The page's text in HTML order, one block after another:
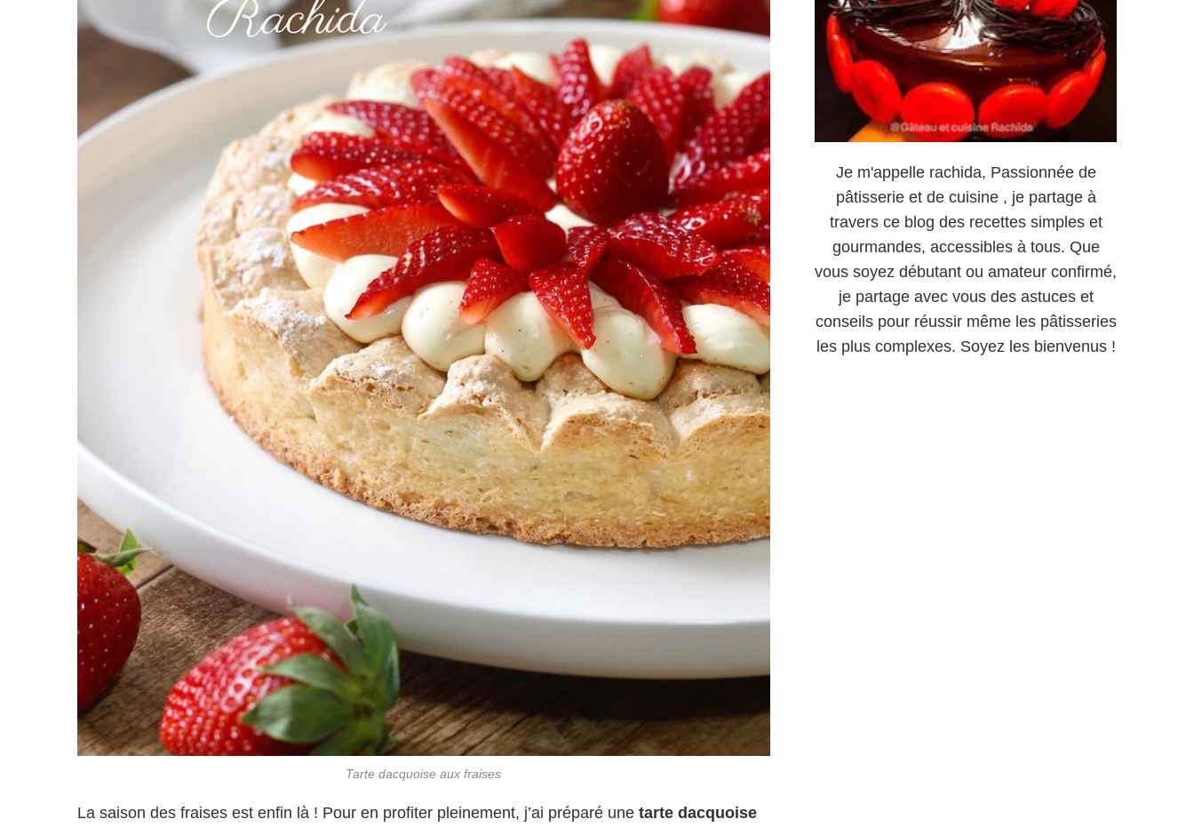
Tarte dacquoise aux fraises
La saison des fraises est enfin là ! Pour en profiter pleinement, j’ai préparé une tarte dacquoise
Je m'appelle rachida, Passionnée de
pâtisserie et de cuisine , je partage à
travers ce blog des recettes simples et
gourmandes, accessibles à tous. Que
vous soyez débutant ou amateur confirmé,
je partage avec vous des astuces et
conseils pour réussir même les pâtisseries
les plus complexes. Soyez les bienvenus !